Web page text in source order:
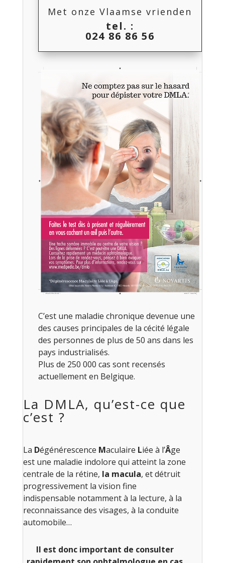
Met onze Vlaamse vrienden
tel. :
024 86 86 56
C’est une maladie chronique devenue une
des causes principales de la cécité légale
des personnes de plus de 50 ans dans les
pays industrialisés.
Plus de 250 000 cas sont recensés
actuellement en Belgique.
La DMLA, qu’est-ce que
c’est ?
La Dégénérescence Maculaire Liée à l’Âge
est une maladie indolore qui atteint la zone
centrale de la rétine, la macula, et détruit
progressivement la vision fine
indispensable notamment à la lecture, à la
reconnaissance des visages, à la conduite
automobile…
Il est donc important de consulter